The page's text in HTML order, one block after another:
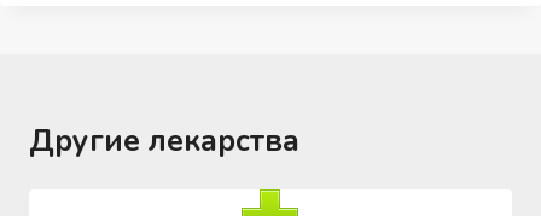
Другие лекарства